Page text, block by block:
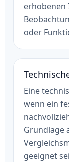
erhobenen
oder
Eine
wenn ein
Grundlage
geeignet